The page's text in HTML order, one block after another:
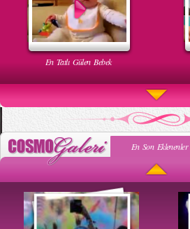
En Tatlı Gülen Bebek
Uyuyan Bebeğe Gangnam Dinletilirse Ne Olur
En Son Eklenenler